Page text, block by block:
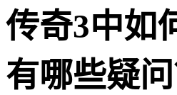
传奇3中如
有哪些疑问